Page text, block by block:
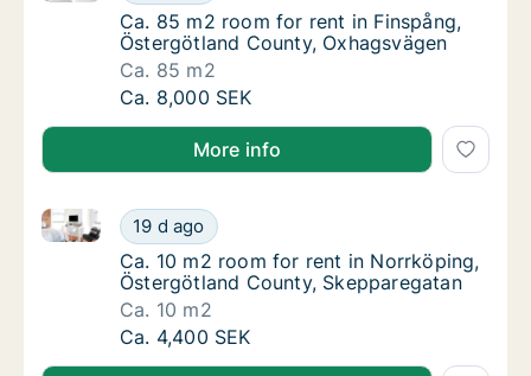
Ca. 85 m2 room for rent in Finspång,
Ca. 85 m2 room for rent in Finspång,
Östergötland County, Oxhagsvägen
Ca. 85 m2
Ca. 85 m2 room for rent in Finspång,
Ca. 8,000 SEK
More info
Ca. 10 m2 room for rent in Norrköping,
19 d ago
Ca. 10 m2 room for rent in Norrköping,
Ca. 10 m2 room for rent in Norrköping,
Ca. 10 m2 room for rent in Norrköping,
Östergötland County, Skepparegatan
Ca. 10 m2
Ca. 10 m2 room for rent in Norrköping,
Ca. 4,400 SEK